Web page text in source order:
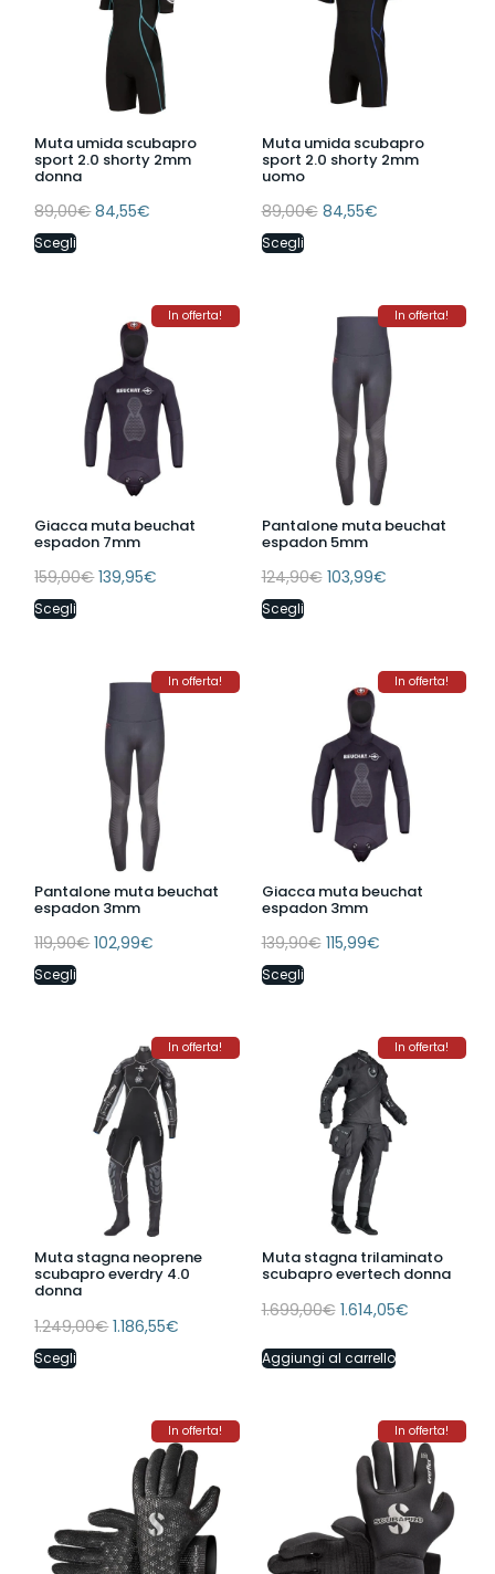
Muta umida scubapro
sport 2.0 shorty 2mm
donna
89,00€ 84,55€
Scegli
Muta umida scubapro
sport 2.0 shorty 2mm
uomo
89,00€ 84,55€
Scegli
In offerta!
Giacca muta beuchat
espadon 7mm
159,00€ 139,95€
Scegli
In offerta!
Pantalone muta beuchat
espadon 5mm
124,90€ 103,99€
Scegli
In offerta!
Pantalone muta beuchat
espadon 3mm
119,90€ 102,99€
Scegli
In offerta!
Giacca muta beuchat
espadon 3mm
139,90€ 115,99€
Scegli
In offerta!
Muta stagna neoprene
scubapro everdry 4.0
donna
1.249,00€ 1.186,55€
Scegli
In offerta!
Muta stagna trilaminato
scubapro evertech donna
1.699,00€ 1.614,05€
Aggiungi al carrello
In offerta! In offerta!